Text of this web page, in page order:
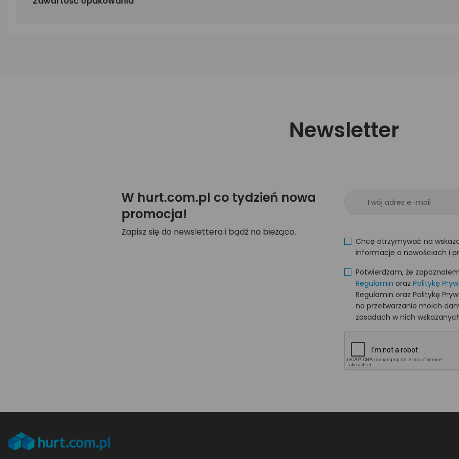
Newsletter
W hurt.com.pl co tydzień nowa
promocja!
Zapisz się do newslettera i bądź na bieżąco.
Chcę otrzymywać na
informacje o nowościach i
Potwierdzam, że
Regulamin oraz Politykę
Regulamin oraz Politykę
na przetwarzanie moich
zasadach w nich